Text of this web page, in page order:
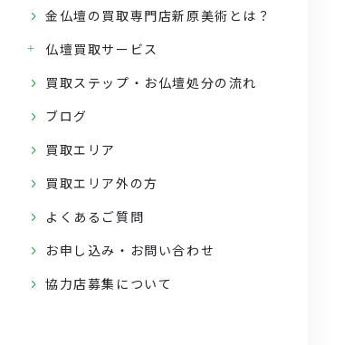
金仏壇の買取専門店新原美術とは？
仏壇買取サービス
買取ステップ・お仏壇処分の流れ
ブログ
買取エリア
買取エリア外の方
よくあるご質問
お申し込み・お問い合わせ
協力店募集について